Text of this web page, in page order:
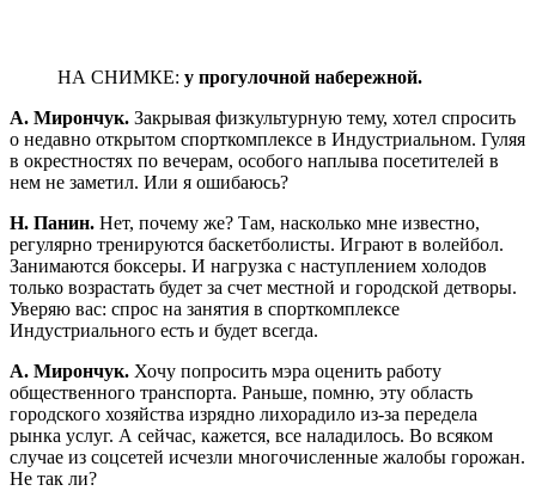
НА СНИМКЕ: у прогулочной набережной.
А. Мирончук. Закрывая физкультурную тему, хотел спросить
о недавно открытом спорткомплексе в Индустриальном. Гуляя
в окрестностях по вечерам, особого наплыва посетителей в
нем не заметил. Или я ошибаюсь?
Н. Панин. Нет, почему же? Там, насколько мне известно,
регулярно тренируются баскетболисты. Играют в волейбол.
Занимаются боксеры. И нагрузка с наступлением холодов
только возрастать будет за счет местной и городской детворы.
Уверяю вас: спрос на занятия в спорткомплексе
Индустриального есть и будет всегда.
А. Мирончук. Хочу попросить мэра оценить работу
общественного транспорта. Раньше, помню, эту область
городского хозяйства изрядно лихорадило из-за передела
рынка услуг. А сейчас, кажется, все наладилось. Во всяком
случае из соцсетей исчезли многочисленные жалобы горожан.
Не так ли?